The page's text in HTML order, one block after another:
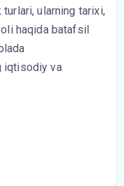
turlari, ularning tarixi,
haqida batafsil
iqtisodiy va